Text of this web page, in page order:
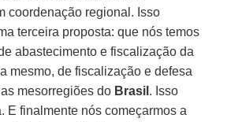
coordenação regional. Isso
terceira proposta: que nós temos
abastecimento e fiscalização da
mesmo, de fiscalização e defesa
mesorregiões do Brasil . Isso
E finalmente nós começarmos a